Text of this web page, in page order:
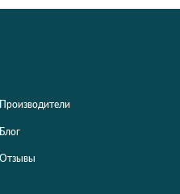
Производители
Блог
Отзывы